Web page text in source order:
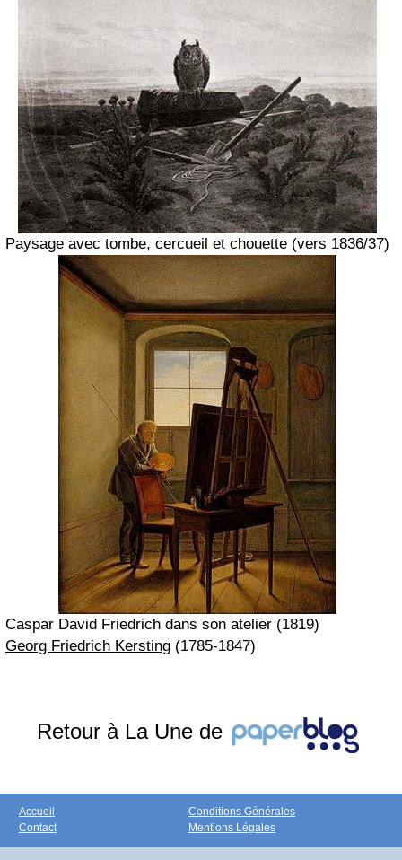
Paysage avec tombe, cercueil et chouette (vers 1836/37)
Caspar David Friedrich dans son atelier (1819)
Georg Friedrich Kersting (1785-1847)
Retour à La Une de
Accueil
Contact
Conditions Générales
Mentions Légales